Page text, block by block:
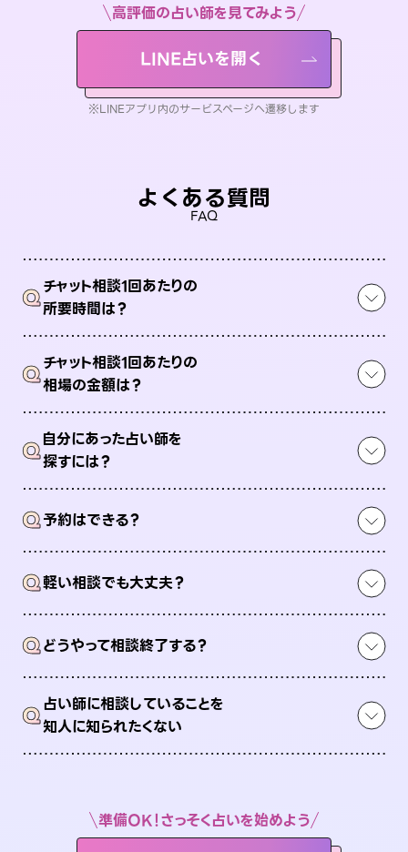
高評価の占い師を見てみよう
LINE占いを開く
※LINEアプリ内のサービスページへ遷移します
よくある質問
FAQ
Qチャット相談1回あたりの
所要時間は？
Qチャット相談1回あたりの
相場の金額は？
Q自分にあった占い師を
探すには？
Q予約はできる？
Q軽い相談でも大丈夫？
Qどうやって相談終了する？
Q占い師に相談していることを
知人に知られたくない
準備OK！さっそく占いを始めよう